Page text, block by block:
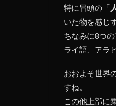
特に冒頭の「
いた物を感じ
ちなみに8つ
ライ語、アラ
おおよそ世界
すね。
この他上部に